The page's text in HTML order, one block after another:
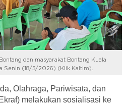
dan masyarakat Bontang Kuala
Senin (18/5/2026) (Klik Kaltim).
Olahraga, Pariwisata, dan
melakukan sosialisasi ke